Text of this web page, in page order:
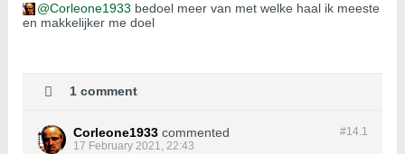
Corleone1933 bedoel meer van met welke haal ik meeste
en makkelijker me doel
1 comment
#14.1
Corleone1933 commented
17 February 2021, 22:43